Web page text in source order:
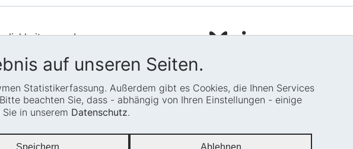
auf unseren Seiten.
Statistikerfassung. Außerdem gibt es Cookies, die Ihnen Services
beachten Sie, dass - abhängig von Ihren Einstellungen - einige
in unserem Datenschutz.
Speichern Ablehnen
Impressum
Sitemap
Cookie-Einstellungen